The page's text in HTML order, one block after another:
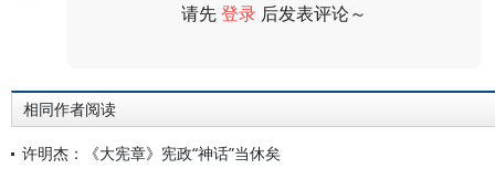
请先登录 后发表评论～
相同作者阅读
许明杰：《大宪章》宪政“神话”当休矣